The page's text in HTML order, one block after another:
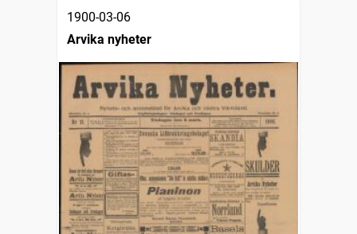
1900-03-06
Arvika nyheter